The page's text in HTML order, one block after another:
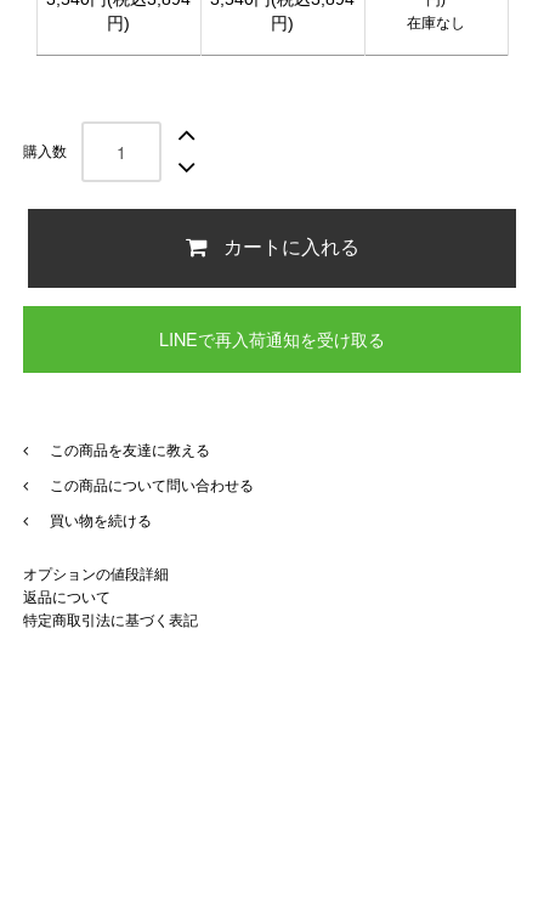
円)
円)
在庫なし
購入数
カートに入れる
LINEで再入荷通知を受け取る
この商品を友達に教える
この商品について問い合わせる
買い物を続ける
オプションの値段詳細
返品について
特定商取引法に基づく表記